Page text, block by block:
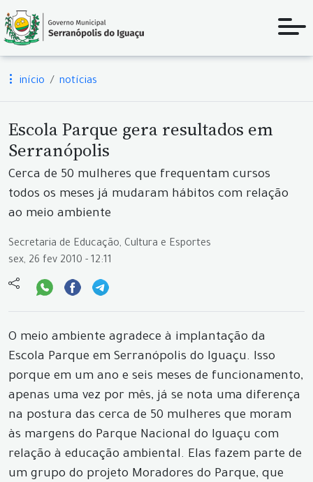
início notícias
Escola Parque gera resultados em
Serranópolis
Cerca de 50 mulheres que frequentam cursos
todos os meses já mudaram hábitos com relação
ao meio ambiente
Secretaria de Educação, Cultura e Esportes
sex, 26 fev 2010 - 12:11
O meio ambiente agradece à implantação da
Escola Parque em Serranópolis do Iguaçu. Isso
porque em um ano e seis meses de funcionamento,
apenas uma vez por mês, já se nota uma diferença
na postura das cerca de 50 mulheres que moram
às margens do Parque Nacional do Iguaçu com
relação à educação ambiental. Elas fazem parte de
um grupo do projeto Moradores do Parque, que